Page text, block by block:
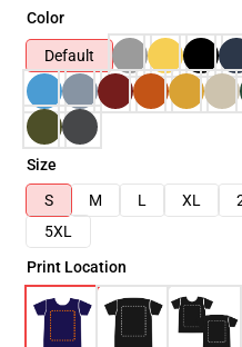
Color
Default
Size
S
M L XL
5XL
Print Location